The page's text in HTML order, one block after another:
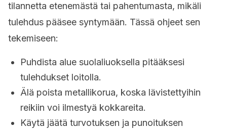
tilannetta etenemästä tai pahentumasta, mikäli
tulehdus pääsee syntymään. Tässä ohjeet sen
tekemiseen:
Puhdista alue suolaliuoksella pitääksesi
tulehdukset loitolla.
Älä poista metallikorua, koska lävistettyihin
reikiin voi ilmestyä kokkareita.
Käytä jäätä turvotuksen ja punoituksen